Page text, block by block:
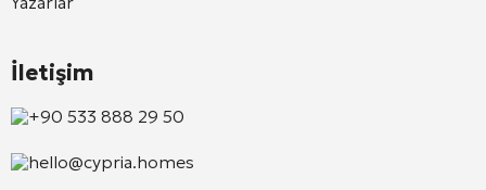
İletişim
+90 533 888 29 50
hello@cypria.homes